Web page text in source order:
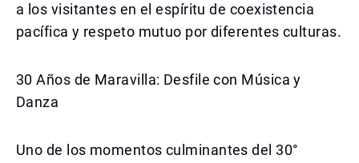
a los visitantes en el espíritu de coexistencia
pacífica y respeto mutuo por diferentes culturas.
30 Años de Maravilla: Desfile con Música y
Danza
Uno de los momentos culminantes del 30°